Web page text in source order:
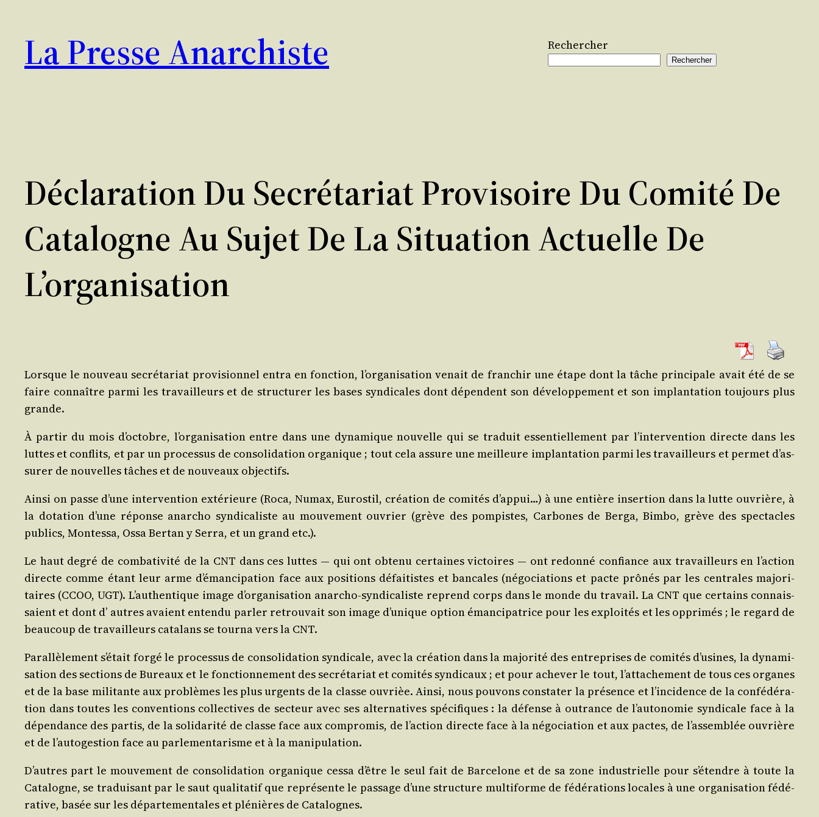
contenu
La Presse Anarchiste Rechercher
Rechercher
Déclaration Du Secrétariat Provisoire Du Comité De
Catalogne Au Sujet De La Situation Actuelle De
L’organisation
Lorsque le nou­veau secré­ta­riat pro­vi­sion­nel entra en fonc­tion, l’or­ga­ni­sa­tion venait de fran­chir une étape dont la tâche prin­ci­pale avait été de se
faire connaître par­mi les tra­vailleurs et de struc­tu­rer les bases syn­di­cales dont dépendent son déve­lop­pe­ment et son implan­ta­tion tou­jours plus
grande.
À par­tir du mois d’oc­tobre, l’or­ga­ni­sa­tion entre dans une dyna­mique nou­velle qui se tra­duit essen­tiel­le­ment par l’in­ter­ven­tion directe dans les
luttes et conflits, et par un pro­ces­sus de conso­li­da­tion orga­nique ; tout cela assure une meilleure implan­ta­tion par­mi les tra­vailleurs et per­met d’as­
su­rer de nou­velles tâches et de nou­veaux objectifs.
Ain­si on passe d’une inter­ven­tion exté­rieure (Roca, Numax, Euros­til, créa­tion de comi­tés d’ap­pui…) à une entière inser­tion dans la lutte ouvrière, à
la dota­tion d’une réponse anar­cho syn­di­ca­liste au mou­ve­ment ouvrier (grève des pom­pistes, Car­bones de Ber­ga, Bim­bo, grève des spec­tacles
publics, Mon­tes­sa, Ossa Ber­tan y Ser­ra, et un grand etc.).
Le haut degré de com­ba­ti­vi­té de la CNT dans ces luttes ― qui ont obte­nu cer­taines vic­toires ― ont redon­né confiance aux tra­vailleurs en l’ac­tion
directe comme étant leur arme d’é­man­ci­pa­tion face aux posi­tions défai­tistes et ban­cales (négo­cia­tions et pacte prô­nés par les cen­trales majo­ri­
taires (CCOO, UGT). L’au­then­tique image d’or­ga­ni­sa­tion anar­cho-syn­di­ca­liste reprend corps dans le monde du tra­vail. La CNT que cer­tains connais­
saient et dont d’ autres avaient enten­du par­ler retrou­vait son image d’u­nique option éman­ci­pa­trice pour les exploi­tés et les oppri­més ; le regard de
beau­coup de tra­vailleurs cata­lans se tour­na vers la CNT.
Paral­lè­le­ment s’é­tait for­gé le pro­ces­sus de conso­li­da­tion syn­di­cale, avec la créa­tion dans la majo­ri­té des entre­prises de comi­tés d’u­sines, la dyna­mi­
sa­tion des sec­tions de Bureaux et le fonc­tion­ne­ment des secré­ta­riat et comi­tés syn­di­caux ; et pour ache­ver le tout, l’at­ta­che­ment de tous ces organes
et de la base mili­tante aux pro­blèmes les plus urgents de la classe ouvriè­e. Ain­si, nous pou­vons consta­ter la pré­sence et l’in­ci­dence de la confé­dé­ra­
tion dans toutes les conven­tions col­lec­tives de sec­teur avec ses alter­na­tives spé­ci­fiques : la défense à outrance de l’au­to­no­mie syn­di­cale face à la
dépen­dance des par­tis, de la soli­da­ri­té de classe face aux com­pro­mis, de l’ac­tion directe face à la négo­cia­tion et aux pactes, de l’as­sem­blée ouvrière
et de l’au­to­ges­tion face au par­le­men­ta­risme et à la manipulation.
D’autres part le mou­ve­ment de conso­li­da­tion orga­nique ces­sa d’être le seul fait de Bar­ce­lone et de sa zone indus­trielle pour s’é­tendre à toute la
Cata­logne, se tra­dui­sant par le saut qua­li­ta­tif que repré­sente le pas­sage d’une struc­ture mul­ti­forme de fédé­ra­tions locales à une orga­ni­sa­tion fédé­
ra­tive, basée sur les dépar­te­men­tales et plé­nières de Catalognes.